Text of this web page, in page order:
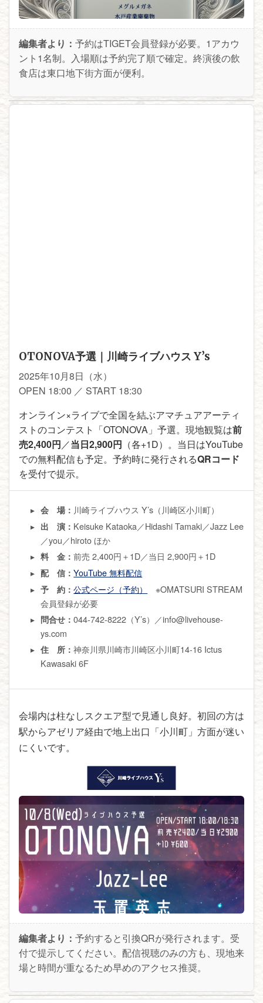
編集者より： 予約はTIGET会員登録が必要。1アカウ
ント1名制。入場順は予約完了順で確定。終演後の飲
食店は東口地下街方面が便利。
OTONOVA予選｜川崎ライブハウス Y’s
2025年10月8日（水）
OPEN 18:00 ／ START 18:30
オンライン×ライブで全国を結ぶアマチュアアーティ
ストのコンテスト「OTONOVA」予選。現地観覧は前
売2,400円／当日2,900円 （各+1D）。当日はYouTube
での無料配信も予定。予約時に発行されるQRコード
を受付で提示。
会 場： 川崎ライブハウス Y’s（川崎区小川町）
出 演： Keisuke Kataoka／Hidashi Tamaki／Jazz Lee
／you／hiroto ほか
料 金：前売 2,400円＋1D／当日 2,900円＋1D
配 信：YouTube 無料配信
予 約：公式ページ（予約）
※OMATSURI STREAM
会員登録が必要
問合せ：044-742-8222（Y’s）／info@livehouse-
ys.com
住 所：神奈川県川崎市川崎区小川町14-16 Ictus
Kawasaki 6F
会場内は柱なしスクエア型で見通し良好。初回の方は
駅からアゼリア経由で地上出口「小川町」方面が迷い
にくいです。
編集者より： 予約すると引換QRが発行されます。受
付で提示してください。配信視聴のみの方も、現地来
場と時間が重なるため早めのアクセス推奨。